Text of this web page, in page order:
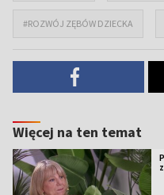
#ROZWÓJ ZĘBÓW DZIECKA
Więcej na ten temat